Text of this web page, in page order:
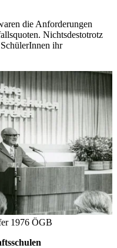
die Anforderungen
Nichtsdestotrotz
ihr
1976 ÖGB